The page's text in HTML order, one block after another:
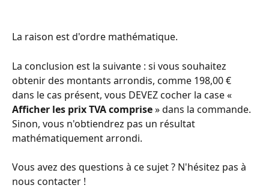
La raison est d'ordre mathématique.
La conclusion est la suivante : si vous souhaitez
obtenir des montants arrondis, comme 198,00 €
dans le cas présent, vous DEVEZ cocher la case «
Afficher les prix TVA comprise » dans la commande.
Sinon, vous n'obtiendrez pas un résultat
mathématiquement arrondi.
Vous avez des questions à ce sujet ? N'hésitez pas à
nous contacter !